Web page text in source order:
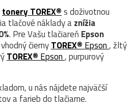
tonery TOREX®s doživotnou
tlačové náklady aznížia
. Pre Vašu tlačiareň Epson
čiernyTOREX® Epson, žltý
TOREX® Epson, purpurový
u nás nájdete najväčší
a farieb do tlačiarne.